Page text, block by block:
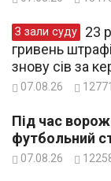
З зали суду
гривень
знову сів за
07.08.26 12771
Під час
футбольний
07.08.26